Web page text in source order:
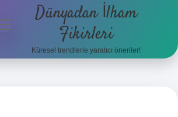
Dünyadan İlham
Fikirleri
Küresel trendlerle yaratıcı öneriler!